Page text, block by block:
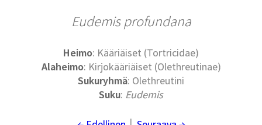
Eudemis profundana
Heimo: Kääriäiset (Tortricidae)
Alaheimo: Kirjokääriäiset (Olethreutinae)
Sukuryhmä: Olethreutini
Suku: Eudemis